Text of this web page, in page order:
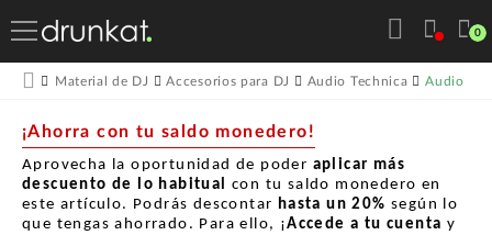
0
Material de DJ Accesorios para DJ Audio Technica Audio
¡Ahorra con tu saldo monedero!
Aprovecha la oportunidad de poder aplicar más
descuento de lo habitual con tu saldo monedero en
este artículo. Podrás descontar hasta un 20% según lo
que tengas ahorrado. Para ello, ¡Accede a tu cuenta y